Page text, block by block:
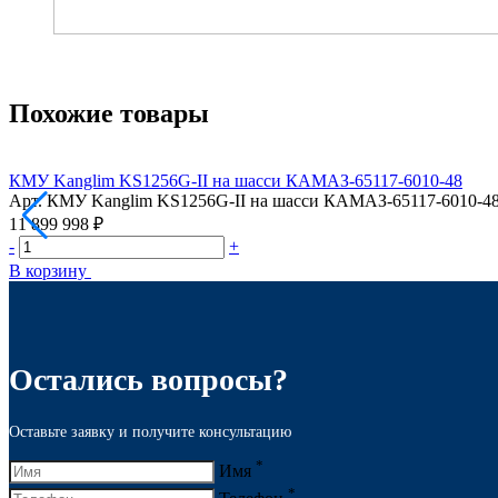
Похожие товары
КМУ Kanglim KS1256G-II на шасси КАМАЗ-65117-6010-48
Арт. КМУ Kanglim KS1256G-II на шасси КАМАЗ-65117-6010-
11 899 998 ₽
-
+
В корзину
Остались вопросы?
Оставьте заявку и получите консультацию
Имя *
*